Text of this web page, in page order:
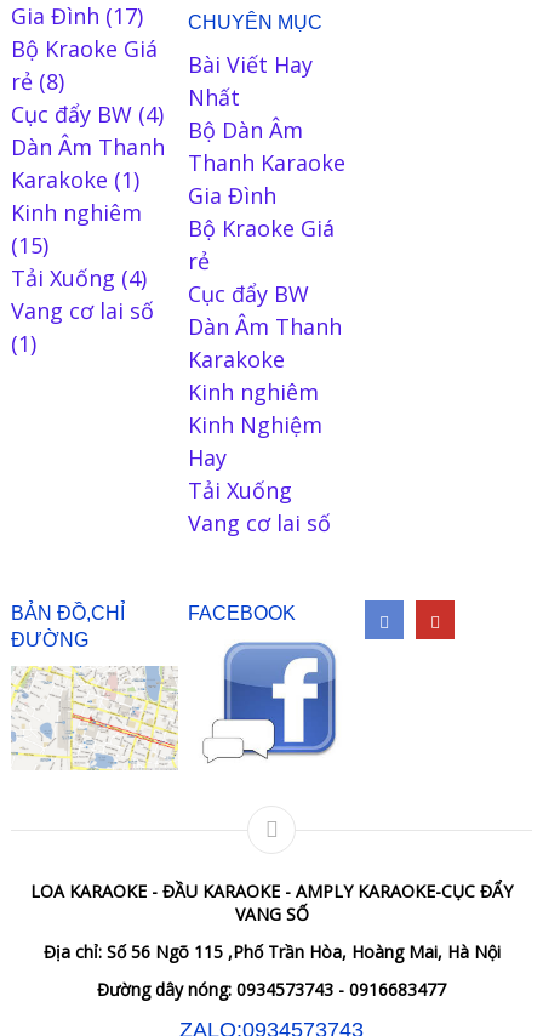
Gia Đình (17)
Bộ Kraoke Giá
rẻ(8)
Cục đẩy BW(4)
Dàn Âm Thanh
Karakoke (1)
Kinh nghiêm
(15)
Tải Xuống (4)
Vang cơ lai số
(1)
CHUYÊN MỤC
Bài Viết Hay
Nhất
Bộ Dàn Âm
Thanh Karaoke
Gia Đình
Bộ Kraoke Giá
rẻ
Cục đẩy BW
Dàn Âm Thanh
Karakoke
Kinh nghiêm
Kinh Nghiệm
Hay
Tải Xuống
Vang cơ lai số
BẢN ĐỒ,CHỈ
ĐƯỜNG
FACEBOOK
LOA KARAOKE - ĐẦU KARAOKE - AMPLY KARAOKE-CỤC ĐẨY
VANG SỐ
Địa chỉ: Số 56 Ngõ 115 ,Phố Trần Hòa, Hoàng Mai, Hà Nội
Đường dây nóng: 0934573743 - 0916683477
ZALO:0934573743